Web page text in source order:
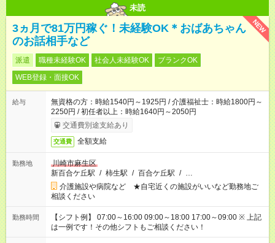
未読
NEW
3ヵ月で81万円稼ぐ！未経験OK＊おばあちゃん
のお話相手など
派遣 職種未経験OK 社会人未経験OK
ブランクOK
WEB登録・面接OK
給与
無資格の方：時給1540円～1925円 / 介護福祉士：時給1800円～
2250円 / 初任者以上：時給1640円～2050円
交通費別途支給あり
交通費 全額支給
勤務地
川崎市麻生区
新百合ケ丘駅 / 柿生駅 / 百合ケ丘駅 / …
介護施設や病院など ★自宅近くの施設がいいなど勤務地ご
相談ください
勤務時間
【シフト例】 07:00～16:00 09:00～18:00 17:00～09:00 ※ 上記
は一例です！その他シフトもご相談ください！